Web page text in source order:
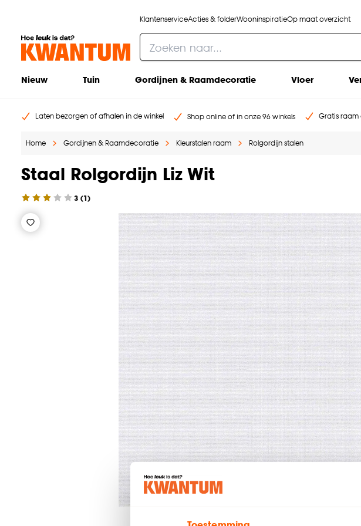
KlantenserviceActies & folderWooninspiratieOp maat overzicht
Nieuw Tuin Gordijnen & Raamdecoratie Vloer
Laten bezorgen of afhalen in de winkel Shop online of in onze 96 winkels Gratis raam
Home Gordijnen & Raamdecoratie Kleurstalen raam Rolgordijn stalen
Staal Rolgordijn Liz Wit
3 (1)